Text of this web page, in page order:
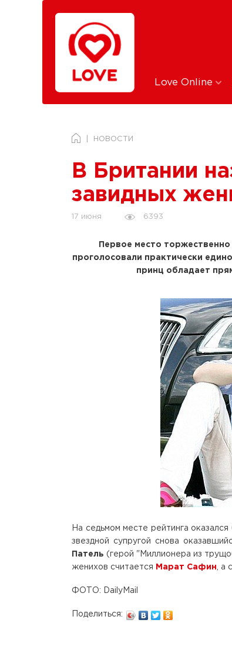
Love Online
НОВОСТИ
В Британии
завидных
17 июня 6393
Первое место
проголосовали практически
принц обладает
На седьмом месте рейтинга
звездной супругой снова
Патель (герой "Миллионера из
женихов считается
Марат Сафин , а
ФОТО: DailyMail
Поделиться: